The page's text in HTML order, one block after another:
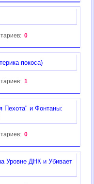
0
покоса)
1
Пехота" и Фонтаны:
0
Уровне ДНК и Убивает